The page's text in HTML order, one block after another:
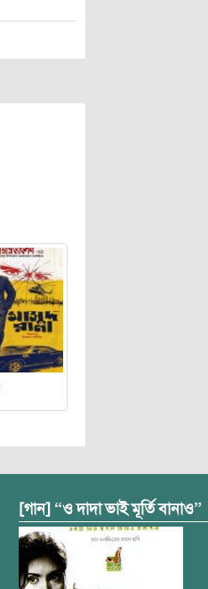
[গান] “ও দাদা ভাই মূর্তি বানাও”